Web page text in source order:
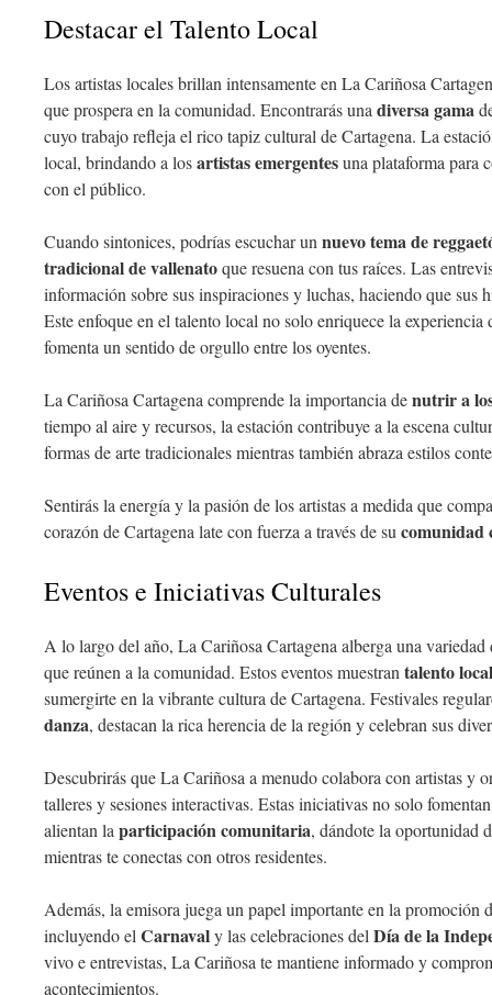
Destacar el Talento Local
Los artistas locales brillan intensamente en La Cariñosa
que prospera en la comunidad. Encontrarás una diversa gama
cuyo trabajo refleja el rico tapiz cultural de Cartagena. La
local, brindando a losartistas emergentesuna plataforma para
con el público.
Cuando sintonices, podrías escuchar un nuevo tema de
tradicional de vallenatoque resuena con tus raíces. Las
información sobre sus inspiraciones y luchas, haciendo que sus
Este enfoque en el talento local no solo enriquece la experiencia
fomenta un sentido de orgullo entre los oyentes.
La Cariñosa Cartagena comprende la importancia denutrir a
tiempo al aire y recursos, la estación contribuye a la escena
formas de arte tradicionales mientras también abraza estilos
Sentirás la energía y la pasión de los artistas a medida que
corazón de Cartagena late con fuerza a través de su comunidad
Eventos e Iniciativas Culturales
A lo largo del año, La Cariñosa Cartagena alberga una
que reúnen a la comunidad. Estos eventos muestran talento local
sumergirte en la vibrante cultura de Cartagena. Festivales
danza, destacan la rica herencia de la región y celebran sus
Descubrirás que La Cariñosa a menudo colabora con artistas y
talleres y sesiones interactivas. Estas iniciativas no solo
alientan la participación comunitaria, dándote la oportunidad
mientras te conectas con otros residentes.
Además, la emisora juega un papel importante en la promoción
incluyendo el Carnavaly las celebraciones del Día de la
vivo e entrevistas, La Cariñosa te mantiene informado y
acontecimientos.